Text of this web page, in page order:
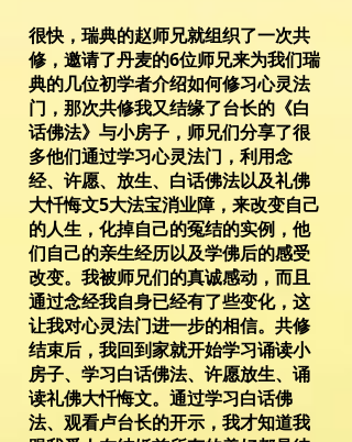
很快，瑞典的赵师兄就组织了一次共
修，邀请了丹麦的6位师兄来为我们瑞
典的几位初学者介绍如何修习心灵法
门，那次共修我又结缘了台长的《白
话佛法》与小房子，师兄们分享了很
多他们通过学习心灵法门，利用念
经、许愿、放生、白话佛法以及礼佛
大忏悔文5大法宝消业障，来改变自己
的人生，化掉自己的冤结的实例，他
们自己的亲生经历以及学佛后的感受
改变。我被师兄们的真诚感动，而且
通过念经我自身已经有了些变化，这
让我对心灵法门进一步的相信。共修
结束后，我回到家就开始学习诵读小
房子、学习白话佛法、许愿放生、诵
读礼佛大忏悔文。通过学习白话佛
法、观看卢台长的开示，我才知道我